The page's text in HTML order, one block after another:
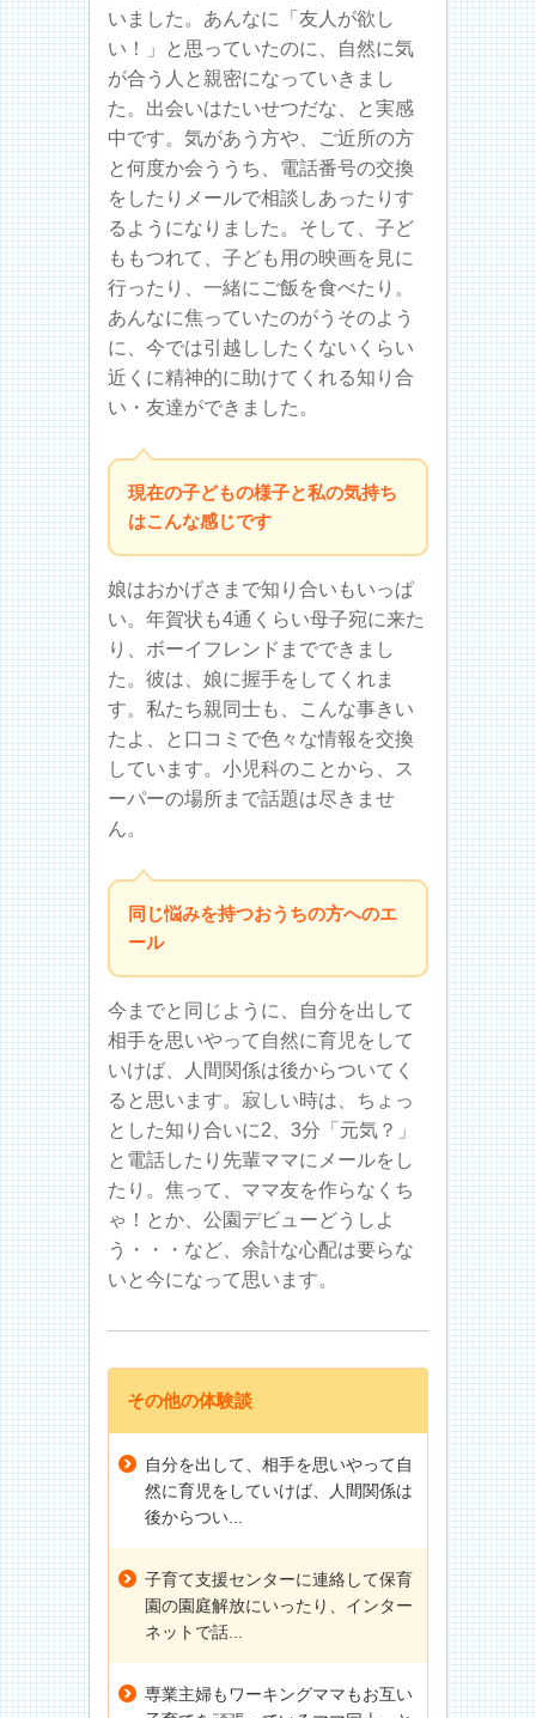
いました。あんなに「友人が欲し
い！」と思っていたのに、自然に気
が合う人と親密になっていきまし
た。出会いはたいせつだな、と実感
中です。気があう方や、ご近所の方
と何度か会ううち、電話番号の交換
をしたりメールで相談しあったりす
るようになりました。そして、子ど
ももつれて、子ども用の映画を見に
行ったり、一緒にご飯を食べたり。
あんなに焦っていたのがうそのよう
に、今では引越ししたくないくらい
近くに精神的に助けてくれる知り合
い・友達ができました。
現在の子どもの様子と私の気持ち
はこんな感じです
娘はおかげさまで知り合いもいっぱ
い。年賀状も4通くらい母子宛に来た
り、ボーイフレンドまでできまし
た。彼は、娘に握手をしてくれま
す。私たち親同士も、こんな事きい
たよ、と口コミで色々な情報を交換
しています。小児科のことから、ス
ーパーの場所まで話題は尽きませ
ん。
同じ悩みを持つおうちの方へのエ
ール
今までと同じように、自分を出して
相手を思いやって自然に育児をして
いけば、人間関係は後からついてく
ると思います。寂しい時は、ちょっ
とした知り合いに2、3分「元気？」
と電話したり先輩ママにメールをし
たり。焦って、ママ友を作らなくち
ゃ！とか、公園デビューどうしよ
う・・・など、余計な心配は要らな
いと今になって思います。
その他の体験談
自分を出して、相手を思いやって自
然に育児をしていけば、人間関係は
後からつい...
子育て支援センターに連絡して保育
園の園庭解放にいったり、インター
ネットで話...
専業主婦もワーキングママもお互い